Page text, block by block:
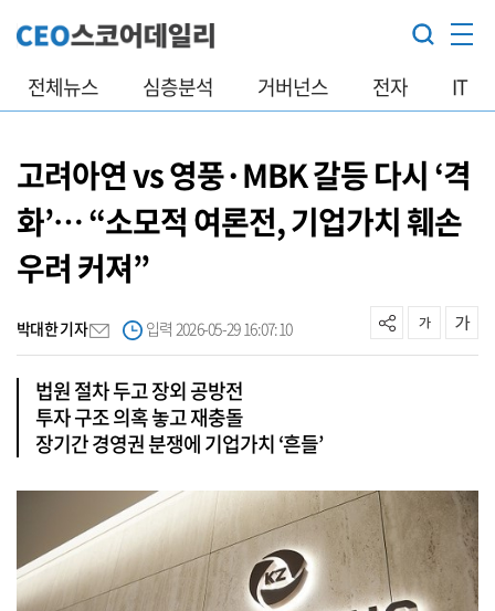
전체뉴스 심층분석 거버넌스 전자 IT
고려아연 vs 영풍·MBK 갈등 다시 ‘격
화’… “소모적 여론전, 기업가치 훼손
우려 커져”
박대한 기자 입력 2026-05-29 16:07:10
법원 절차 두고 장외 공방전
투자 구조 의혹 놓고 재충돌
장기간 경영권 분쟁에 기업가치 ‘흔들’